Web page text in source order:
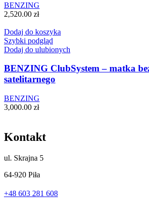
BENZING
2,520.00 zł
Dodaj do koszyka
Szybki podgląd
Dodaj do ulubionych
BENZING ClubSystem – matka
satelitarnego
BENZING
3,000.00 zł
Kontakt
ul. Skrajna 5
64-920 Piła
+48 603 281 608